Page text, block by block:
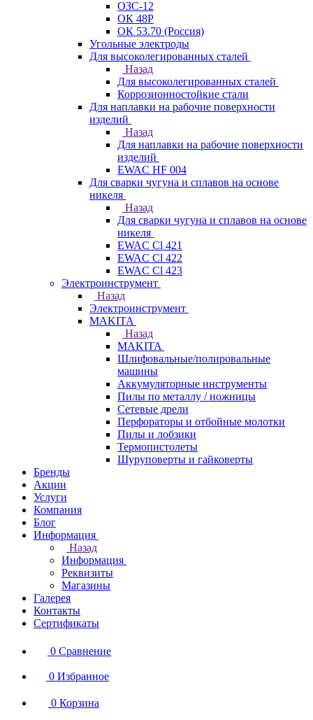
ОЗС-12
ОК 48Р
ОК 53.70 (Россия)
Угольные электроды
Для высоколегированных сталей
Назад
Для высоколегированных сталей
Коррозионностойкие стали
Для наплавки на рабочие поверхности
изделий
Назад
Для наплавки на рабочие поверхности
изделий
EWAC HF 004
Для сварки чугуна и сплавов на основе
никеля
Назад
Для сварки чугуна и сплавов на основе
никеля
EWAC Cl 421
EWAC Cl 422
EWAC Cl 423
Электроинструмент
Назад
Электроинструмент
МAKITA
Назад
МAKITA
Шлифовальные/полировальные
машины
Аккумуляторные инструменты
Пилы по металлу / ножницы
Сетевые дрели
Перфораторы и отбойные молотки
Пилы и лобзики
Термопистолеты
Шуруповерты и гайковерты
Бренды
Акции
Услуги
Компания
Блог
Информация
Назад
Информация
Реквизиты
Магазины
Галерея
Контакты
Сертификаты
0 Сравнение
0 Избранное
0 Корзина